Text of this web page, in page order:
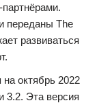
переданы The
развиваться
октябрь 2022
3.2. Эта версия